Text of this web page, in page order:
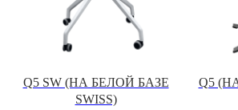
Q5 SW (НА БЕЛОЙ БАЗЕ
SWISS)
Q5